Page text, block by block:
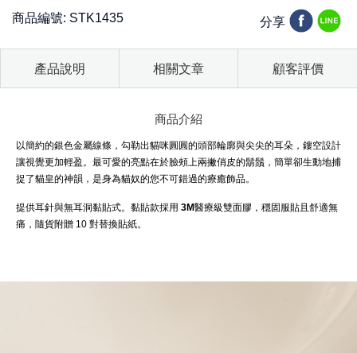
商品編號: STK1435 分享
產品說明 相關文章 顧客評價
商品介紹
以簡約的銀色金屬線條，勾勒出貓咪圓圓的頭部輪廓與尖尖的耳朵，鏤空設計
讓視覺更加輕盈。最可愛的亮點在於臉頰上兩撇俏皮的鬍鬚，簡單卻生動地捕
捉了貓皇的神韻，是身為貓奴的您不可錯過的療癒飾品。
提供耳針與無耳洞黏貼式。黏貼款採用 3M醫療級雙面膠 ，穩固服貼且舒適無
痛，隨貨附贈 10 對替換貼紙。